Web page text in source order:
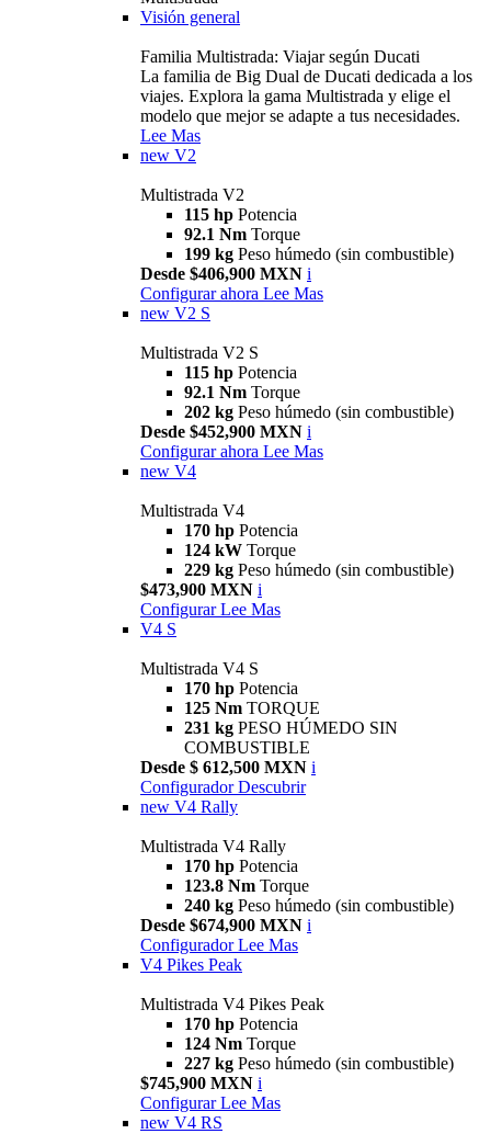
Visión general
Familia Multistrada: Viajar según Ducati
La familia de Big Dual de Ducati dedicada a los
viajes. Explora la gama Multistrada y elige el
modelo que mejor se adapte a tus necesidades.
Lee Mas
new V2
Multistrada V2
115 hp Potencia
92.1 Nm Torque
199 kg Peso húmedo (sin combustible)
Desde $406,900 MXN i
Configurar ahora Lee Mas
new V2 S
Multistrada V2 S
115 hp Potencia
92.1 Nm Torque
202 kg Peso húmedo (sin combustible)
Desde $452,900 MXN i
Configurar ahora Lee Mas
new V4
Multistrada V4
170 hp Potencia
124 kW Torque
229 kg Peso húmedo (sin combustible)
$473,900 MXN i
Configurar Lee Mas
V4 S
Multistrada V4 S
170 hp Potencia
125 Nm TORQUE
231 kg PESO HÚMEDO SIN
COMBUSTIBLE
Desde $ 612,500 MXN i
Configurador Descubrir
new V4 Rally
Multistrada V4 Rally
170 hp Potencia
123.8 Nm Torque
240 kg Peso húmedo (sin combustible)
Desde $674,900 MXN i
Configurador Lee Mas
V4 Pikes Peak
Multistrada V4 Pikes Peak
170 hp Potencia
124 Nm Torque
227 kg Peso húmedo (sin combustible)
$745,900 MXN i
Configurar Lee Mas
new V4 RS